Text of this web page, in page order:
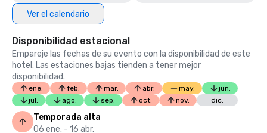
Ver el calendario
Disponibilidad estacional
Empareje las fechas de su evento con la disponibilidad de este
hotel. Las estaciones bajas tienden a tener mejor
disponibilidad.
ene. feb. mar. abr. may.
jun.
jul.
ago. sep. oct. nov. dic.
Temporada alta
06 ene. - 16 abr.